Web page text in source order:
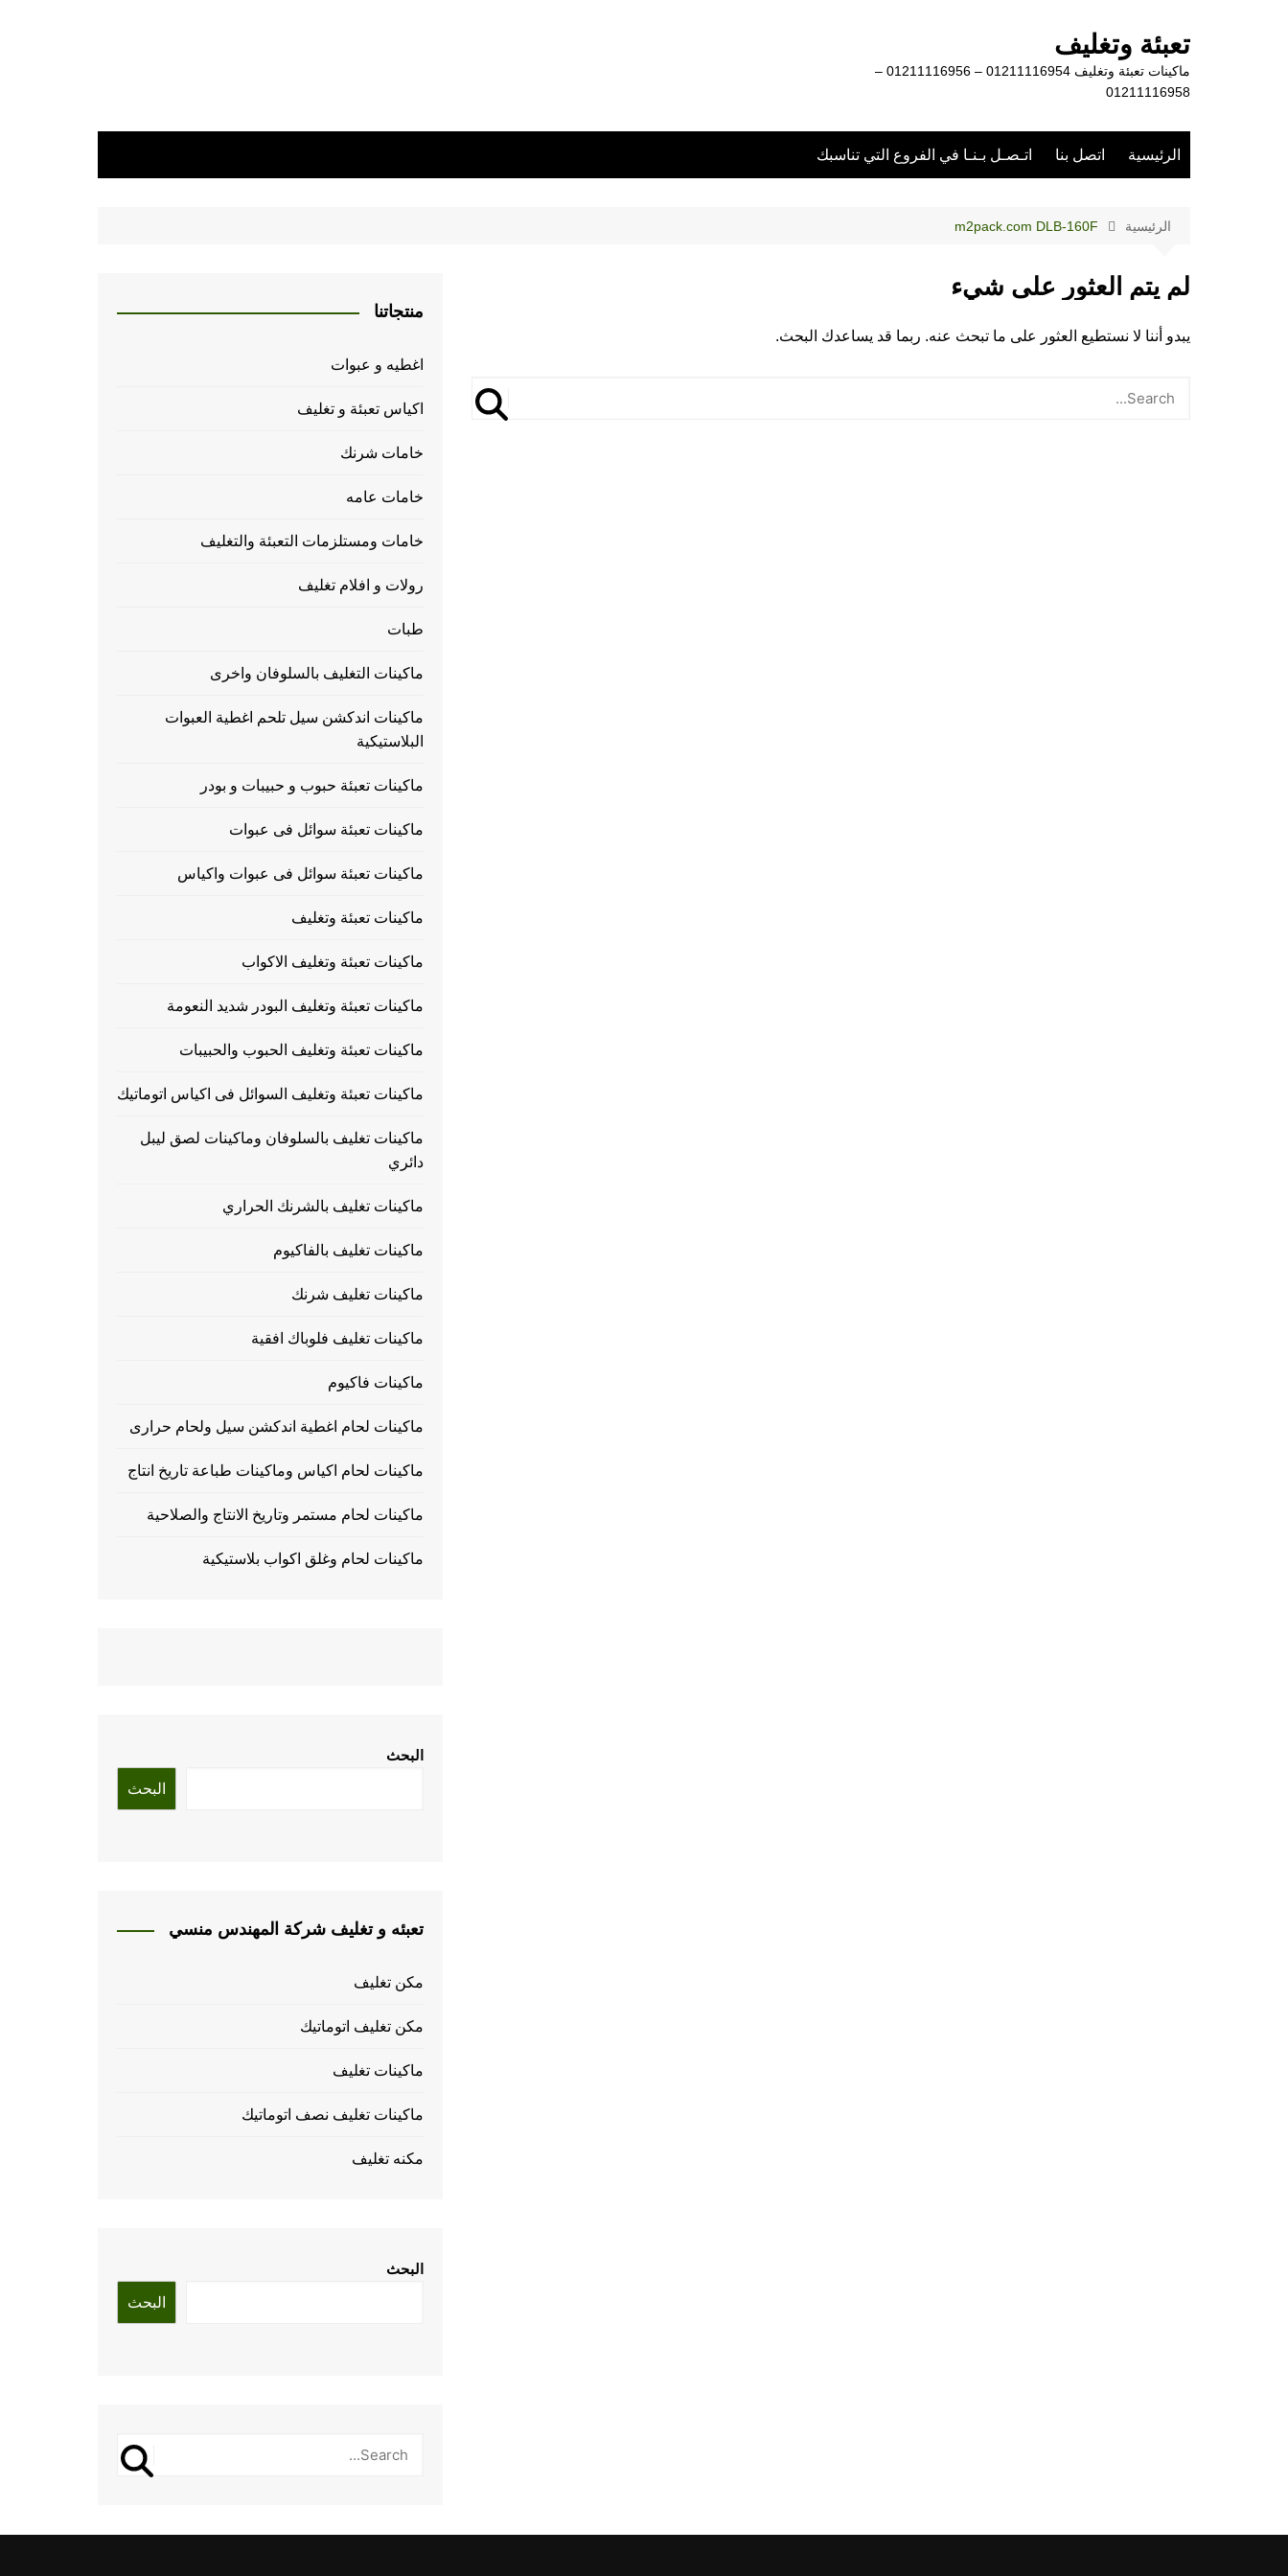
تعبئة وتغليف
ماكينات تعبئة وتغليف 01211116954 – 01211116956 –
01211116958
الرئيسية اتصل بنا اتـصـل بـنـا في الفروع التي تناسبك
الرئيسية m2pack.com DLB-160F
لم يتم العثور على شيء
يبدو أننا لا نستطيع العثور على ما تبحث عنه. ربما قد يساعدك البحث.
منتجاتنا
اغطيه و عبوات
اكياس تعبئة و تغليف
خامات شرنك
خامات عامه
خامات ومستلزمات التعبئة والتغليف
رولات و افلام تغليف
طبات
ماكينات التغليف بالسلوفان واخرى
ماكينات اندكشن سيل تلحم اغطية العبوات
البلاستيكية
ماكينات تعبئة حبوب و حبيبات و بودر
ماكينات تعبئة سوائل فى عبوات
ماكينات تعبئة سوائل فى عبوات واكياس
ماكينات تعبئة وتغليف
ماكينات تعبئة وتغليف الاكواب
ماكينات تعبئة وتغليف البودر شديد النعومة
ماكينات تعبئة وتغليف الحبوب والحبيبات
ماكينات تعبئة وتغليف السوائل فى اكياس اتوماتيك
ماكينات تغليف بالسلوفان وماكينات لصق ليبل
دائري
ماكينات تغليف بالشرنك الحراري
ماكينات تغليف بالفاكيوم
ماكينات تغليف شرنك
ماكينات تغليف فلوباك افقية
ماكينات فاكيوم
ماكينات لحام اغطية اندكشن سيل ولحام حرارى
ماكينات لحام اكياس وماكينات طباعة تاريخ انتاج
ماكينات لحام مستمر وتاريخ الانتاج والصلاحية
ماكينات لحام وغلق اكواب بلاستيكية
البحث
البحث
تعبئه و تغليف شركة المهندس منسي
مكن تغليف
مكن تغليف اتوماتيك
ماكينات تغليف
ماكينات تغليف نصف اتوماتيك
مكنه تغليف
البحث
البحث